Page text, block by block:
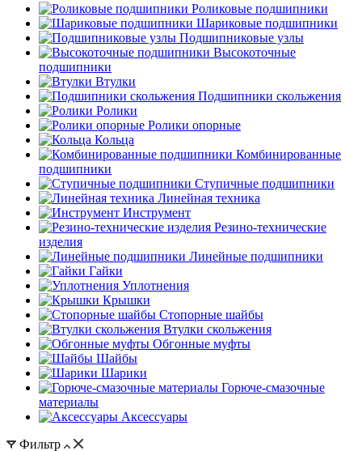
Роликовые подшипники
Шариковые подшипники
Подшипниковые узлы
Высокоточные
подшипники
Втулки
Подшипники скольжения
Ролики
Ролики опорные
Кольца
Комбинированные
подшипники
Ступичные подшипники
Линейная техника
Инструмент
Резино-технические
изделия
Линейные подшипники
Гайки
Уплотнения
Крышки
Стопорные шайбы
Втулки скольжения
Обгонные муфты
Шайбы
Шарики
Горюче-смазочные
материалы
Аксессуары
Фильтр